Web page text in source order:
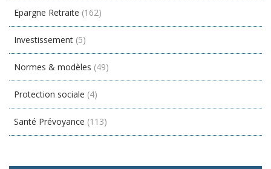
Epargne Retraite (162)
Investissement (5)
Normes & modèles (49)
Protection sociale (4)
Santé Prévoyance (113)